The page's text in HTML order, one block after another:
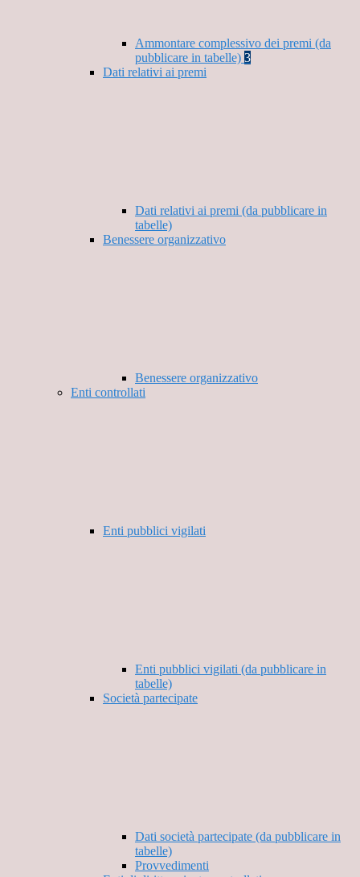
Ammontare complessivo dei premi (da
pubblicare in tabelle) 3
Dati relativi ai premi
Dati relativi ai premi (da pubblicare in
tabelle)
Benessere organizzativo
Benessere organizzativo
Enti controllati
Enti pubblici vigilati
Enti pubblici vigilati (da pubblicare in
tabelle)
Società partecipate
Dati società partecipate (da pubblicare in
tabelle)
Provvedimenti